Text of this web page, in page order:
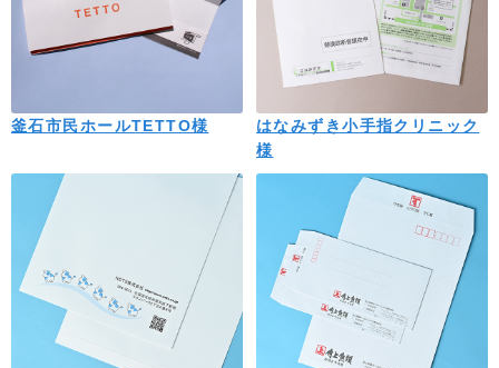
釜石市民ホールTETTO様
はなみずき小手指クリニック
様